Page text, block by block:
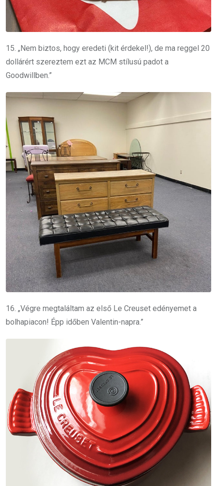
15. „Nem biztos, hogy eredeti (kit érdekel!), de ma reggel 20
dollárért szereztem ezt az MCM stílusú padot a
Goodwillben.”
16. „Végre megtaláltam az első Le Creuset edényemet a
bolhapiacon! Épp időben Valentin-napra.”